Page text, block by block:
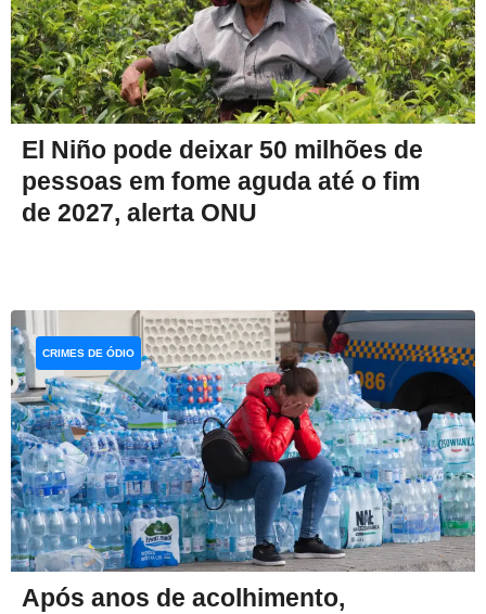
El Niño pode deixar 50 milhões de
pessoas em fome aguda até o fim
de 2027, alerta ONU
Após anos de acolhimento,
CRIMES DE ÓDIO